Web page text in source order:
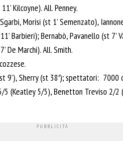
Kilcoyne). All. Penney.
Morisi (st 1’ Semenzato),
Barbieri); Bernabò, Pavanello (st 7’
De Marchi). All. Smith.
9’), Sherry (st 38′); spettatori: 7000
(Keatley 5/5), Benetton Treviso 2/2